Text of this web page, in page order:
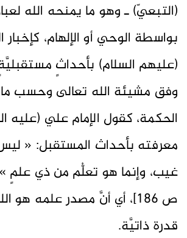
(التبعيّ) ـ وهو ما يمنحه الله
بواسطة الوحي أو الإلهام، كإخبار
(عليهم السلام) بأحداثٍ
وفق مشيئة الله تعالى وحسب
الحكمة، كقول الإمام علي (عليه
معرفته بأحداث المستقبل: «
غيب، وإنما هو تعلُّم من ذي علمٍ
ص 186]، أي أنَّ مصدر علمه هو
قدرة ذاتيَّة.